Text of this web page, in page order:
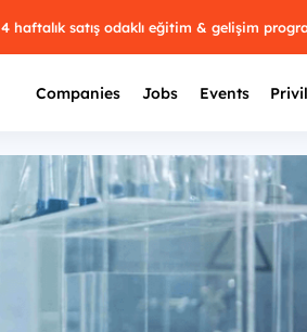
4 haftalık satış odaklı eğitim & gelişim
Companies Jobs Events